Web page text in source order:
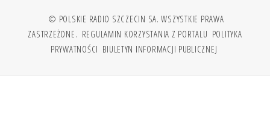
© POLSKIE RADIO SZCZECIN SA. WSZYSTKIE PRAWA
ZASTRZEŻONE. REGULAMIN KORZYSTANIA Z PORTALU POLITYKA
PRYWATNOŚCI BIULETYN INFORMACJI PUBLICZNEJ